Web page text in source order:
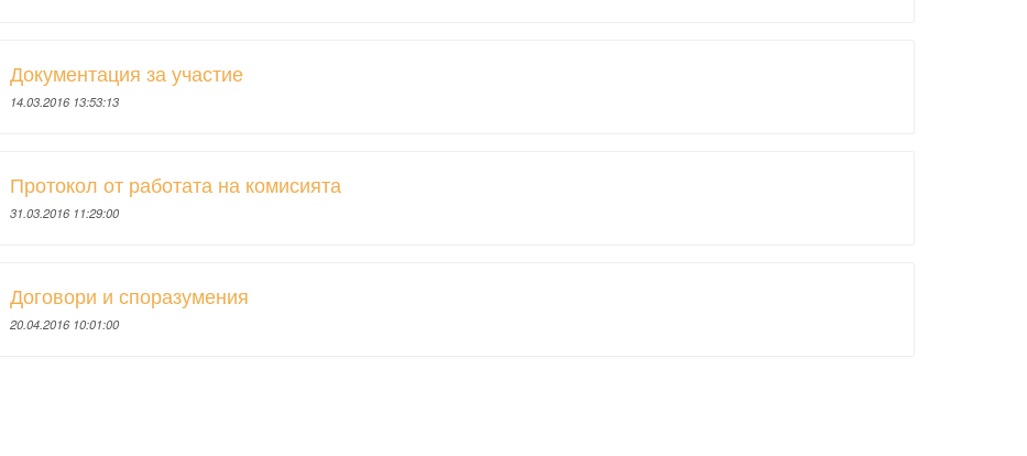
Документация за участие
14.03.2016 13:53:13
Протокол от работата на комисията
31.03.2016 11:29:00
Договори и споразумения
20.04.2016 10:01:00